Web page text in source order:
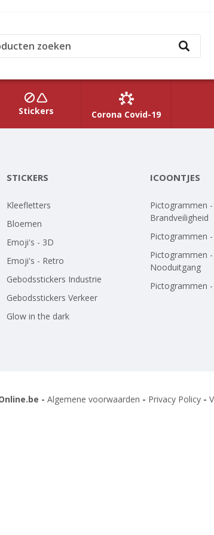
Stickers Corona Covid-19
STICKERS
Kleefletters
Bloemen
Emoji's - 3D
Emoji's - Retro
Gebodsstickers Industrie
Gebodsstickers Verkeer
Glow in the dark
ICOONTJES
Pictogrammen -
Brandveiligheid
Pictogrammen -
Pictogrammen -
Nooduitgang
Pictogrammen
- Algemene voorwaarden - Privacy Policy -